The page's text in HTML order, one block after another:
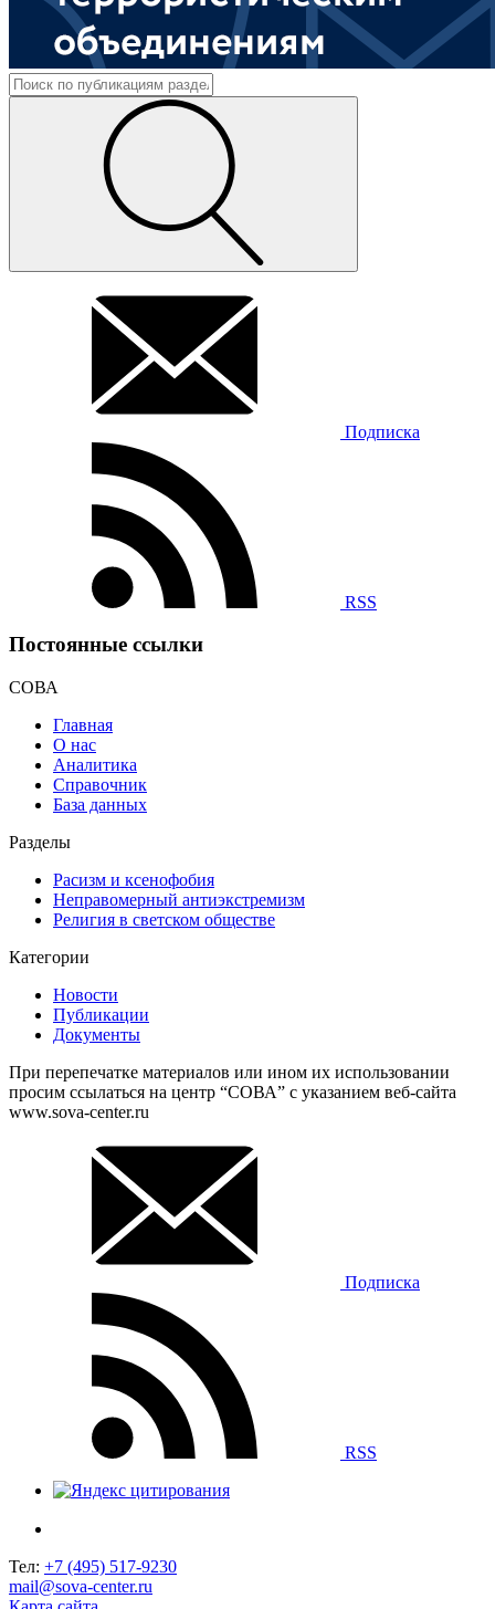
Подписка
RSS
Постоянные ссылки
СОВА
Главная
О нас
Аналитика
Справочник
База данных
Разделы
Расизм и ксенофобия
Неправомерный антиэкстремизм
Религия в светском обществе
Категории
Новости
Публикации
Документы
При перепечатке материалов или ином их использовании
просим ссылаться на центр “СОВА” с указанием веб-сайта
www.sova-center.ru
Подписка
RSS
Тел: +7 (495) 517-9230
mail@sova-center.ru